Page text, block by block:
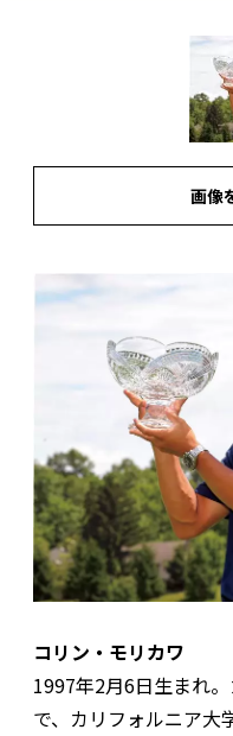
画像
コリン・モリカワ
1997年2月6日生まれ
で、カリフォルニア大